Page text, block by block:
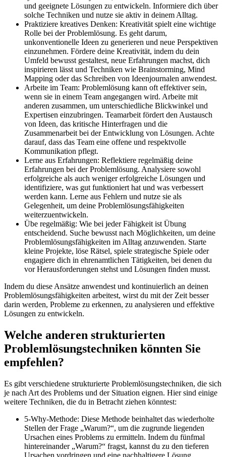
und geeignete Lösungen zu entwickeln. Informiere dich über
solche Techniken und nutze sie aktiv in deinem Alltag.
Praktiziere kreatives Denken: Kreativität spielt eine wichtige
Rolle bei der Problemlösung. Es geht darum,
unkonventionelle Ideen zu generieren und neue Perspektiven
einzunehmen. Fördere deine Kreativität, indem du dein
Umfeld bewusst gestaltest, neue Erfahrungen machst, dich
inspirieren lässt und Techniken wie Brainstorming, Mind
Mapping oder das Schreiben von Ideenjournalen anwendest.
Arbeite im Team: Problemlösung kann oft effektiver sein,
wenn sie in einem Team angegangen wird. Arbeite mit
anderen zusammen, um unterschiedliche Blickwinkel und
Expertisen einzubringen. Teamarbeit fördert den Austausch
von Ideen, das kritische Hinterfragen und die
Zusammenarbeit bei der Entwicklung von Lösungen. Achte
darauf, dass das Team eine offene und respektvolle
Kommunikation pflegt.
Lerne aus Erfahrungen: Reflektiere regelmäßig deine
Erfahrungen bei der Problemlösung. Analysiere sowohl
erfolgreiche als auch weniger erfolgreiche Lösungen und
identifiziere, was gut funktioniert hat und was verbessert
werden kann. Lerne aus Fehlern und nutze sie als
Gelegenheit, um deine Problemlösungsfähigkeiten
weiterzuentwickeln.
Übe regelmäßig: Wie bei jeder Fähigkeit ist Übung
entscheidend. Suche bewusst nach Möglichkeiten, um deine
Problemlösungsfähigkeiten im Alltag anzuwenden. Starte
kleine Projekte, löse Rätsel, spiele strategische Spiele oder
engagiere dich in ehrenamtlichen Tätigkeiten, bei denen du
vor Herausforderungen stehst und Lösungen finden musst.
Indem du diese Ansätze anwendest und kontinuierlich an deinen
Problemlösungsfähigkeiten arbeitest, wirst du mit der Zeit besser
darin werden, Probleme zu erkennen, zu analysieren und effektive
Lösungen zu entwickeln.
Welche anderen strukturierten
Problemlösungstechniken könnten Sie
empfehlen?
Es gibt verschiedene strukturierte Problemlösungstechniken, die sich
je nach Art des Problems und der Situation eignen. Hier sind einige
weitere Techniken, die du in Betracht ziehen könntest:
5-Why-Methode: Diese Methode beinhaltet das wiederholte
Stellen der Frage „Warum?“, um die zugrunde liegenden
Ursachen eines Problems zu ermitteln. Indem du fünfmal
hintereinander „Warum?“ fragst, kannst du zu den tieferen
Ursachen vordringen und eine nachhaltigere Lösung